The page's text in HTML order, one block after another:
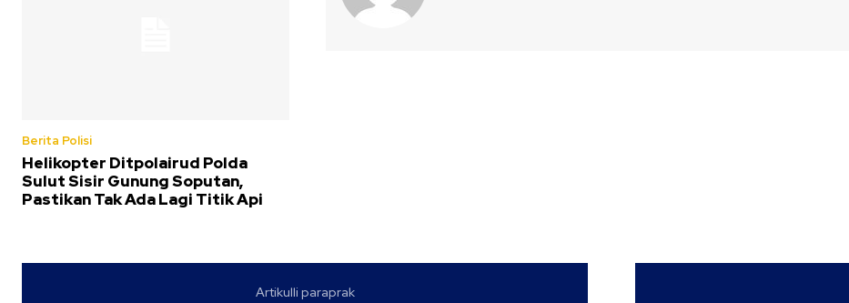
Berita Polisi
Helikopter Ditpolairud Polda
Sulut Sisir Gunung Soputan,
Pastikan Tak Ada Lagi Titik Api
Artikulli paraprak